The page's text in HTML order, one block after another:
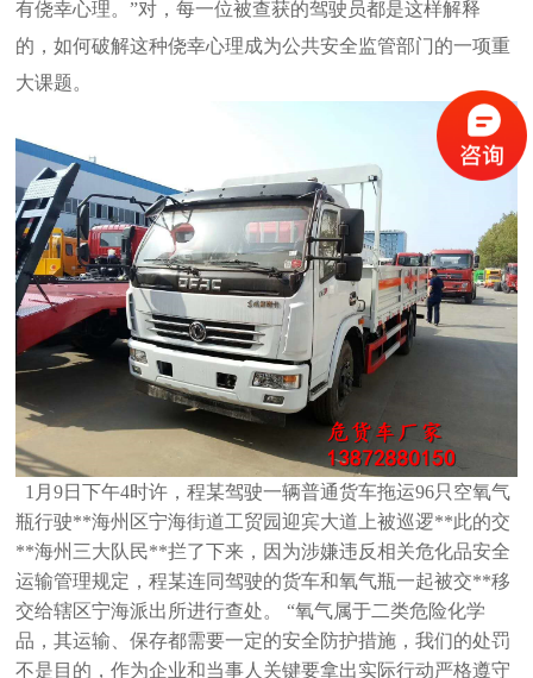
有侥幸心理。”对，每一位被查获的驾驶员都是这样解释
的，如何破解这种侥幸心理成为公共安全监管部门的一项重
大课题。
1月9日下午4时许，程某驾驶一辆普通货车拖运96只空氧气
瓶行驶**海州区宁海街道工贸园迎宾大道上被巡逻**此的交
**海州三大队民**拦了下来，因为涉嫌违反相关危化品安全
运输管理规定，程某连同驾驶的货车和氧气瓶一起被交**移
交给辖区宁海派出所进行查处。
“氧气属于二类危险化学
品，其运输、保存都需要一定的安全防护措施，我们的处罚
不是目的，作为企业和当事人关键要拿出实际行动严格遵守